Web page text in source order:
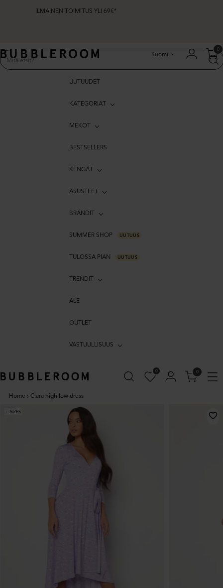
ILMAINEN TOIMITUS YLI 69€*
Suomi
0
UUTUUDET
KATEGORIAT
MEKOT
BESTSELLERS
KENGÄT
ASUSTEET
BRÄNDIT
SUMMER SHOP UUTUUS
TULOSSA PIAN UUTUUS
TRENDIT
ALE
OUTLET
VASTUULLISUUS
0 0
Home › Clara high low dress
+ SIZES